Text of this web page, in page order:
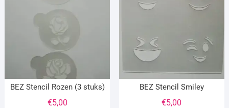
BEZ Stencil Rozen (3 stuks)
€5,00
BEZ Stencil Smiley
€5,00